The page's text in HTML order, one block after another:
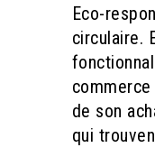
Eco-
circulaire.
de son
qui